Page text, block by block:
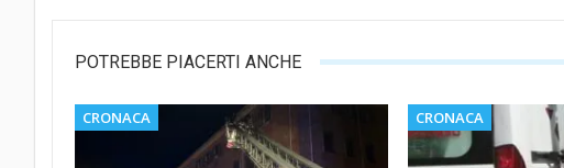
POTREBBE PIACERTI ANCHE
CRONACA CRONACA